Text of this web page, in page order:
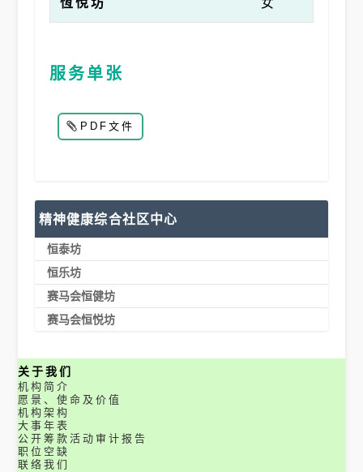
恆悅坊 女
服务单张
PDF文件
精神健康综合社区中心
恒泰坊
恒乐坊
赛马会恒健坊
赛马会恒悦坊
关于我们
机构简介
愿景、使命及价值
机构架构
大事年表
公开筹款活动审计报告
职位空缺
联络我们